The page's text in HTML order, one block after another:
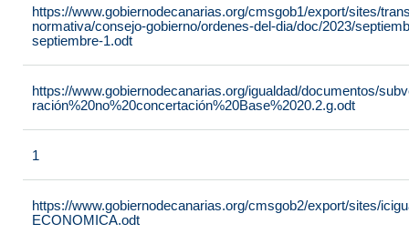
https://www.gobiernodecanarias.org/cmsgob1/export/sites/
normativa/consejo-gobierno/ordenes-del-dia/doc/2023/
septiembre-1.odt
https://www.gobiernodecanarias.org/igualdad/documentos/
ración%20no%20concertación%20Base%2020.2.g.odt
1
https://www.gobiernodecanarias.org/cmsgob2/export/sites/
ECONOMICA.odt